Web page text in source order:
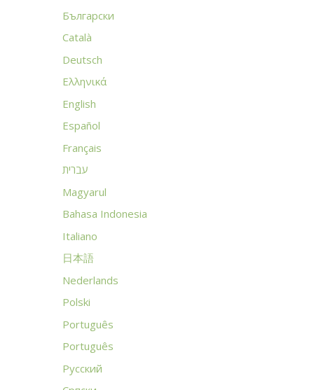
Български
Català
Deutsch
Ελληνικά
English
Español
Français
עברית
Magyarul
Bahasa Indonesia
Italiano
日本語
Nederlands
Polski
Português
Português
Русский